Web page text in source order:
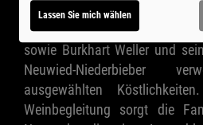
ein kulinarischer
Catering- und Partyservice
sowie Burkhart Weller und
Neuwied-Niederbieber
ausgewählten
Weinbegleitung sorgt die
Lassen Sie mich wählen